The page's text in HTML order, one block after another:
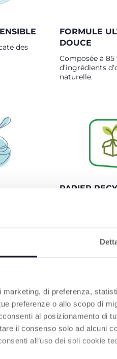
di preferenza,
preferenze o allo scopo di
al posizionamento di
il consenso solo ad alcuni
all’uso dei soli cookie
des
FORMULE
DOUCE
Composée à 85
d’ingrédients
naturelle.
PAPIER